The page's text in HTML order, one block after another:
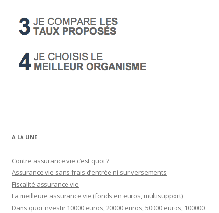
A LA UNE
Contre assurance vie c’est quoi ?
Assurance vie sans frais d’entrée ni sur versements
Fiscalité assurance vie
La meilleure assurance vie (fonds en euros, multisupport)
Dans quoi investir 10000 euros, 20000 euros, 50000 euros, 100000